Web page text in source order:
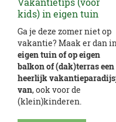
kids) in eigen tuin
Ga je deze zomer niet op
vakantie? Maak er dan
eigen tuin of op eigen
balkon of (dak)terras een
heerlijk
van, ook voor de
(klein)kinderen.